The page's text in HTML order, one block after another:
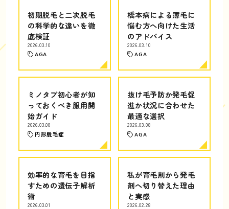
初期脱毛と二次脱毛
の科学的な違いを徹
底検証
2026.03.10
AGA
橋本病による薄毛に
悩む方へ向けた生活
のアドバイス
2026.03.10
AGA
ミノタブ初心者が知
っておくべき服用開
始ガイド
2026.03.08
円形脱毛症
抜け毛予防か発毛促
進か状況に合わせた
最適な選択
2026.03.08
AGA
効率的な育毛を目指
すための遺伝子解析
術
2026.03.01
私が育毛剤から発毛
剤へ切り替えた理由
と実感
2026.02.28